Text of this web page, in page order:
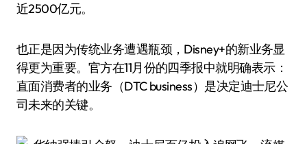
近2500亿元。
也正是因为传统业务遭遇瓶颈，Disney+的新业务显
得更为重要。官方在11月份的四季报中就明确表示：
直面消费者的业务（DTC business）是决定迪士尼公
司未来的关键。